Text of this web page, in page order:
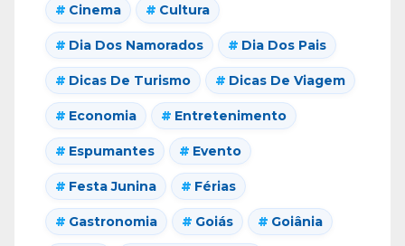
Cinema Cultura
Dia Dos Namorados Dia Dos Pais
Dicas De Turismo Dicas De Viagem
Economia Entretenimento
Espumantes Evento
Festa Junina Férias
Gastronomia Goiás Goiânia